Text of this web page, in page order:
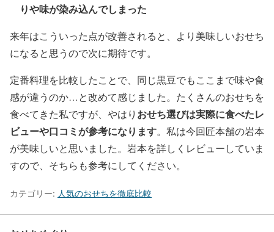
りや味が染み込んでしまった
来年はこういった点が改善されると、より美味しいおせち
になると思うので次に期待です。
定番料理を比較したことで、同じ黒豆でもここまで味や食
感が違うのか…と改めて感じました。たくさんのおせちを
食べてきた私ですが、やはり おせち選びは実際に食べたレ
ビューや口コミが参考になります。私は今回匠本舗の岩本
が美味しいと思いました。岩本を詳しくレビューしていま
すので、そちらも参考にしてください。
カテゴリー: 人気のおせちを徹底比較